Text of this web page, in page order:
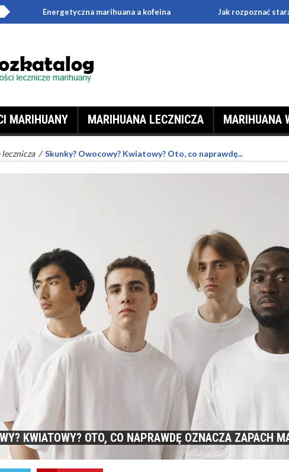
Energetyczna marihuana a kofeina Jak rozpoznać
MARIHUANY MARIHUANA LECZNICZA MARIHUANA
/Skunky? Owocowy? Kwiatowy? Oto, co naprawdę...
KWIATOWY? OTO, CO NAPRAWDĘ OZNACZA ZAPACH